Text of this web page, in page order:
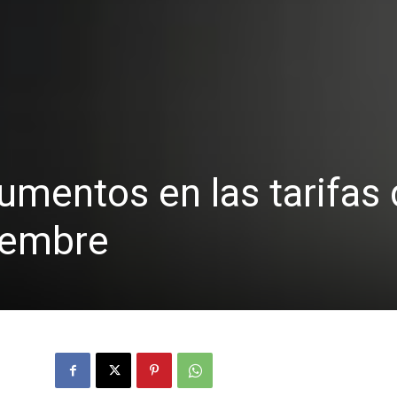
en las tarifas